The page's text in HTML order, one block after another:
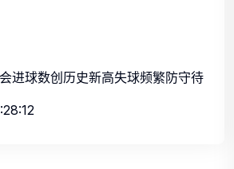
进球数创历史新高失球频繁防守待